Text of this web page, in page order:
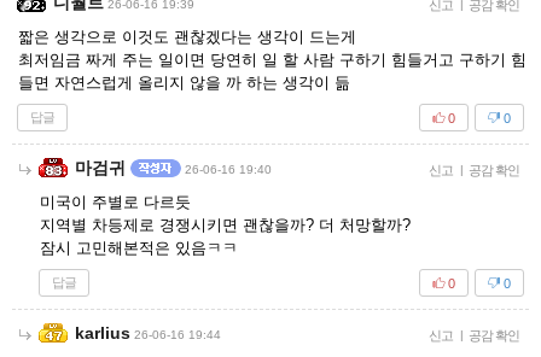
26-06-16 19:39 신고 | 공감 확인
짧은 생각으로 이것도 괜찮겠다는 생각이 드는게
최저임금 짜게 주는 일이면 당연히 일 할 사람 구하기 힘들거고 구하기 힘
들면 자연스럽게 올리지 않을 까 하는 생각이 듦
답글 0
0
마검귀 26-06-16 19:40 신고 | 공감 확인
미국이 주별로 다르듯
지역별 차등제로 경쟁시키면 괜찮을까? 더 처망할까?
잠시 고민해본적은 있음ㅋㅋ
답글 0
0
karlius 26-06-16 19:44 신고 | 공감 확인